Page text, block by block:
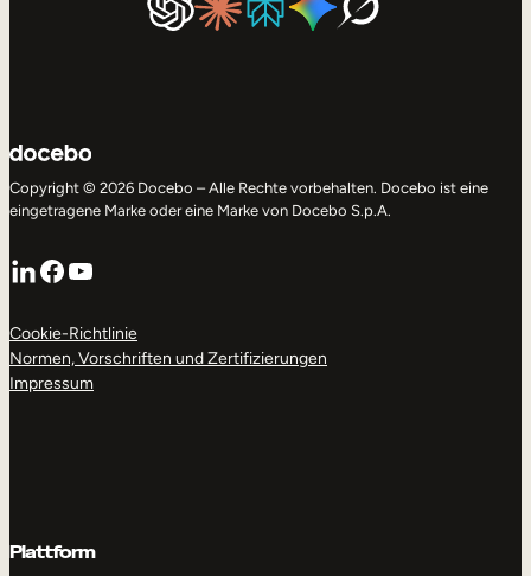
Copyright © 2026 Docebo – Alle Rechte vorbehalten. Docebo ist eine
eingetragene Marke oder eine Marke von Docebo S.p.A.
LinkedIn
Facebook
YouTube
Cookie-Richtlinie
Normen, Vorschriften und Zertifizierungen
Impressum
Plattform